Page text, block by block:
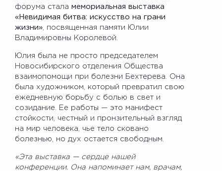
форума стала мемориальная выставка
«Невидимая битва: искусство на грани
жизни» , посвященная памяти Юлии
Владимировны Королевой.
Юлия была не просто председателем
Новосибирского отделения Общества
взаимопомощи при болезни Бехтерева. Она
была художником, который превратил свою
ежедневную борьбу с болью в свет и
созидание. Ее работы — это манифест
стойкости, честный и пронзительный взгляд
на мир человека, чье тело сковано
болезнью, но дух остается свободным.
«Эта выставка — сердце нашей
конференции. Она напоминает нам, врачам,